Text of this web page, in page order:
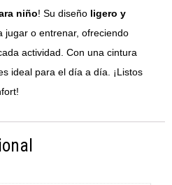
niño! Su diseño ligero y
jugar o entrenar, ofreciendo
actividad. Con una cintura
ideal para el día a día. ¡Listos